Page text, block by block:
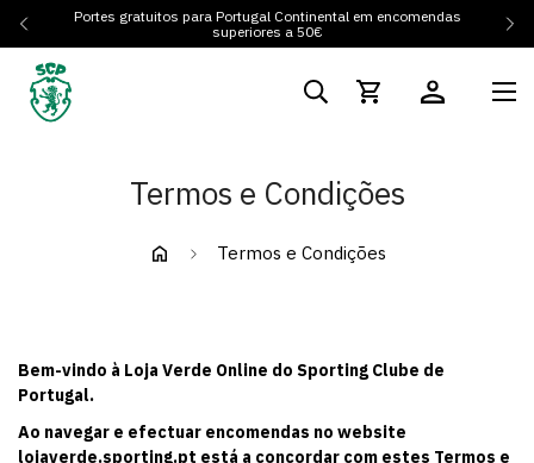
Portes gratuitos para Portugal Continental em encomendas
superiores a 50€
Termos e Condições
Termos e Condições
Bem-vindo à Loja Verde Online do Sporting Clube de
Portugal.
Ao navegar e efectuar encomendas no website
lojaverde.sporting.pt está a concordar com estes Termos e